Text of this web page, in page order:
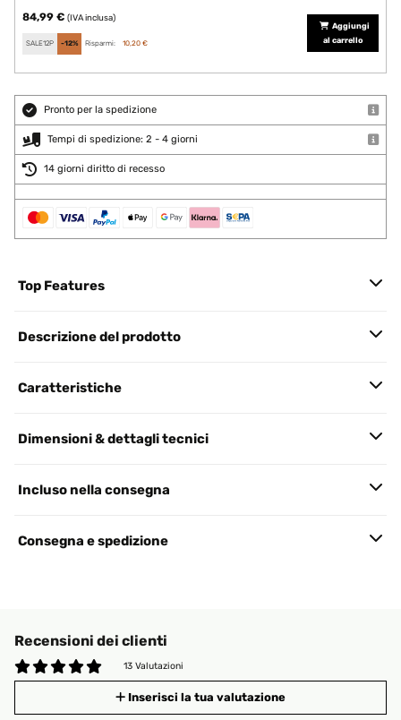
84,99 € (IVA inclusa)
SALE12P -12% Risparmi: 10,20 €
Aggiungi
al carrello
Pronto per la spedizione
Tempi di spedizione: 2 - 4 giorni
14 giorni diritto di recesso
Top Features
Descrizione del prodotto
Caratteristiche
Dimensioni & dettagli tecnici
Incluso nella consegna
Consegna e spedizione
Recensioni dei clienti
13 Valutazioni
Inserisci la tua valutazione